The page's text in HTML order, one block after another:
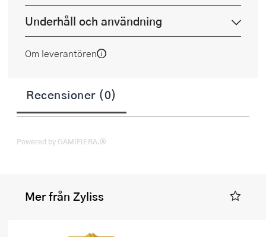
Underhåll och användning
Om leverantören
Recensioner (0)
Powered by GAMIFIERA.®
Mer från Zyliss